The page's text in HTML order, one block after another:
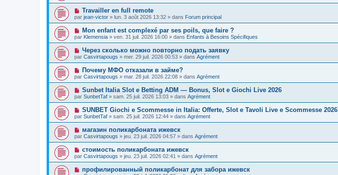
s
s
g
e
u
m
e
s
s
a
g
e
v
a
u
m
e
s
s
g
e
N
o
u
v
e
a
u
m
e
s
s
a
g
e
Travailler en full remote
par jean-victor » lun. 3 août 2026 13:32 » dans Forum principal
N
o
u
v
e
a
u
m
e
s
s
a
g
e
Mon enfant est complexé par ses poils, que faire ?
par Klemensia » ven. 31 juil. 2026 16:00 » dans Enfants à Besoins Spécifiques
N
o
u
v
e
a
u
m
e
s
s
a
g
e
Через сколько можно повторно подать заявку
par Casvirtapougs » mer. 29 juil. 2026 00:53 » dans Agrément
N
o
u
v
e
a
u
m
e
s
a
g
e
Почему МФО отказали в займе?
par Casvirtapougs » mar. 28 juil. 2026 22:08 » dans Agrément
N
o
u
v
e
a
u
m
e
s
a
g
e
Sunbet Italia Slot e Betting ADM — Bonus, Slot e Giochi Live 2026
par SunbetTaf » sam. 25 juil. 2026 13:03 » dans Agrément
N
o
u
e
a
u
m
e
s
a
SUNBET Giochi e Scommesse in Italia: Offerte, Slot e Tavoli Live e Scommesse 2026
par SunbetTaf » sam. 25 juil. 2026 12:44 » dans Agrément
N
o
u
e
a
u
m
магазин поликарбоната ижевск
par Casvirtapougs » jeu. 23 juil. 2026 04:57 » dans Agrément
N
o
u
e
стоимость поликарбоната ижевск
par Casvirtapougs » jeu. 23 juil. 2026 02:41 » dans Agrément
Nпрофилированный поликарбонат для забора ижевск